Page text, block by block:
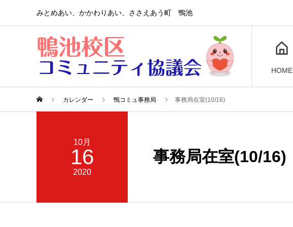
みとめあい、かかわりあい、ささえあう町 鴨池
HOME
カレンダー 鴨コミュ事務局 事務局在室(10/16)
10月
16
2020
事務局在室(10/16)